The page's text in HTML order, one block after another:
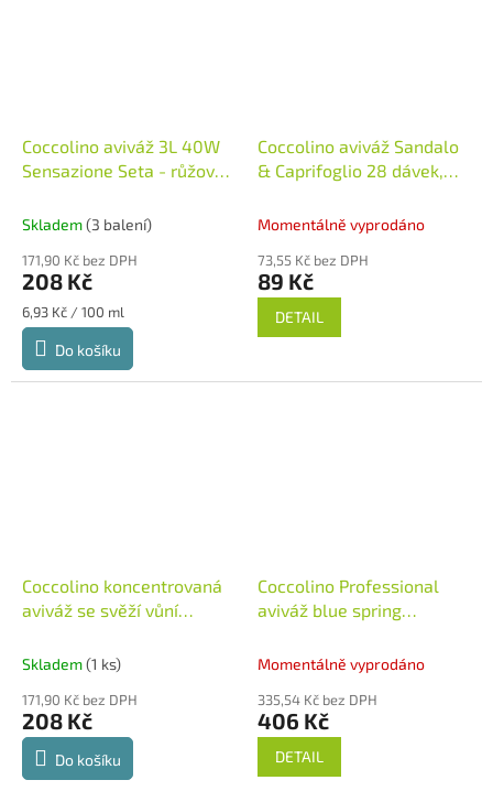
Coccolino aviváž 3L 40W
Sensazione Seta - růžová
Skladem(3 balení)
171,90 Kč bez DPH
208 Kč
Měrná
cena:
6,93 Kč / 100 ml
Do košíku
Coccolino aviváž Sandalo
& Caprifoglio 28 dávek,
Momentálně vyprodáno
73,55 Kč bez DPH
89 Kč
DETAIL
Coccolino koncentrovaná
aviváž se svěží vůní
3lItálie
Skladem(1 ks)
171,90 Kč bez DPH
208 Kč
Do košíku
Coccolino Professional
aviváž blue spring
Itálie
Momentálně vyprodáno
335,54 Kč bez DPH
406 Kč
DETAIL